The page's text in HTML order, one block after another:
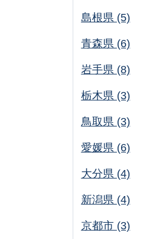
島根県 (5)
青森県 (6)
岩手県 (8)
栃木県 (3)
鳥取県 (3)
愛媛県 (6)
大分県 (4)
新潟県 (4)
京都市 (3)